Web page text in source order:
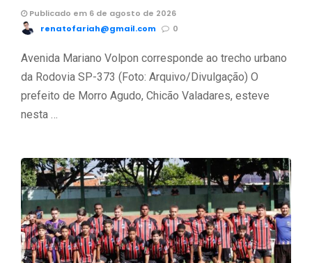
Publicado em 6 de agosto de 2026
renatofariah@gmail.com
0
Avenida Mariano Volpon corresponde ao trecho urbano
da Rodovia SP-373 (Foto: Arquivo/Divulgação) O
prefeito de Morro Agudo, Chicão Valadares, esteve
nesta …